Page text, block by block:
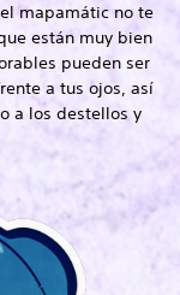
mapamátic no te
están muy bien
pueden ser
a tus ojos, así
a los destellos y